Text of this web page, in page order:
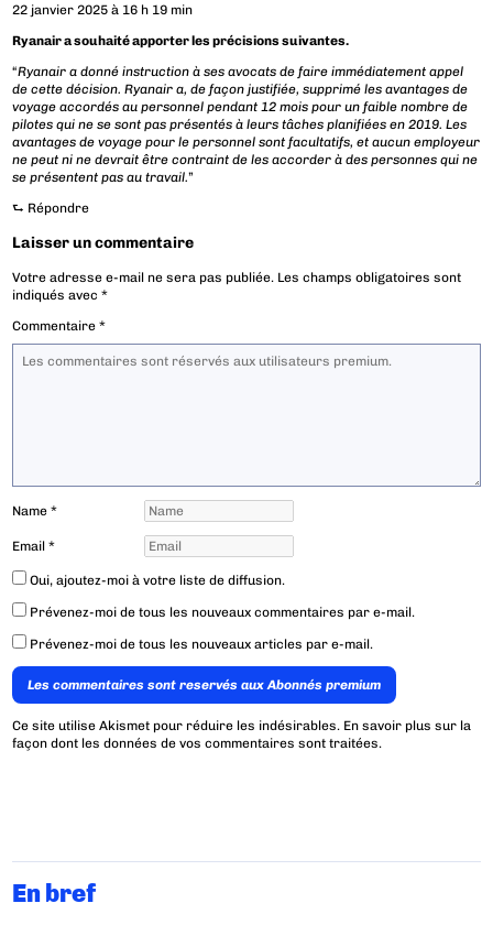
22 janvier 2025 à 16 h 19 min
Ryanair a souhaité apporter les précisions suivantes.
“Ryanair a donné instruction à ses avocats de faire immédiatement appel
de cette décision. Ryanair a, de façon justifiée, supprimé les avantages de
voyage accordés au personnel pendant 12 mois pour un faible nombre de
pilotes qui ne se sont pas présentés à leurs tâches planifiées en 2019. Les
avantages de voyage pour le personnel sont facultatifs, et aucun employeur
ne peut ni ne devrait être contraint de les accorder à des personnes qui ne
se présentent pas au travail.”
⮑ Répondre
Laisser un commentaire
Votre adresse e-mail ne sera pas publiée. Les champs obligatoires sont
indiqués avec*
Commentaire*
Name*
Email*
Oui, ajoutez-moi à votre liste de diffusion.
Prévenez-moi de tous les nouveaux commentaires par e-mail.
Prévenez-moi de tous les nouveaux articles par e-mail.
Les commentaires sont reservés aux Abonnés premium
Ce site utilise Akismet pour réduire les indésirables. En savoir plus sur la
façon dont les données de vos commentaires sont traitées.
En bref